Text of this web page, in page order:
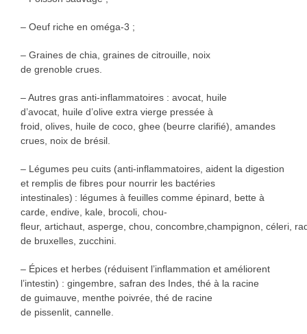
– Oeuf riche en oméga-3 ;
– Graines de chia, graines de citrouille, noix
de grenoble crues.
– Autres gras anti-inflammatoires : avocat, huile
d’avocat, huile d’olive extra vierge pressée à
froid, olives, huile de coco, ghee (beurre clarifié), amandes
crues, noix de brésil.
– Légumes peu cuits (anti-inflammatoires, aident la digestion
et remplis de fibres pour nourrir les bactéries
intestinales) : légumes à feuilles comme épinard, bette à
carde, endive, kale, brocoli, chou-
fleur, artichaut, asperge, chou, concombre,champignon, céleri,
de bruxelles, zucchini.
– Épices et herbes (réduisent l’inflammation et améliorent
l’intestin) : gingembre, safran des Indes, thé à la racine
de guimauve, menthe poivrée, thé de racine
de pissenlit, cannelle.